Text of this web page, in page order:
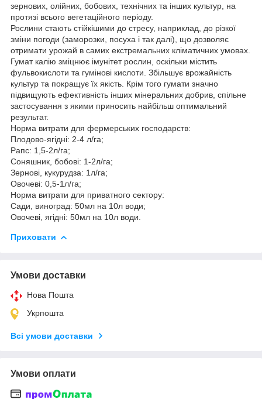
зернових, олійних, бобових, технічних та інших культур, на
протязі всього вегетаційного періоду.
Рослини стають стійкішими до стресу, наприклад, до різкої
зміни погоди (заморозки, посуха і так далі), що дозволяє
отримати урожай в самих екстремальних кліматичних умовах.
Гумат калію зміцнює імунітет рослин, оскільки містить
фульвокислоти та гумінові кислоти. Збільшує врожайність
культур та покращує їх якість. Крім того гумати значно
підвищують ефективність інших мінеральних добрив, спільне
застосування з якими приносить найбільш оптимальний
результат.
Норма витрати для фермерських господарств:
Плодово-ягідні: 2-4 л/га;
Рапс: 1,5-2л/га;
Соняшник, бобові: 1-2л/га;
Зернові, кукурудза: 1л/га;
Овочеві: 0,5-1л/га;
Норма витрати для приватного сектору:
Сади, виноград: 50мл на 10л води;
Овочеві, ягідні: 50мл на 10л води.
Приховати
Умови доставки
Нова Пошта
Укрпошта
Всі умови доставки
Умови оплати